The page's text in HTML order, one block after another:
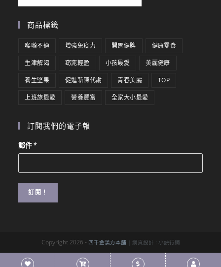
商品標籤
喉嚨不適 增強免疫力 開胃健脾 健康零食
生津解渴 窈窕輕盈 小孩最愛 美麗健康
養生堅果 促進新陳代謝 青春美麗 TOP
上班族最愛 營養豐富 全家大小最愛
訂閱我們的電子報
郵件*
Copyright 2026 - 四千金漢方本舖 | 網頁設計 : 小訣行銷